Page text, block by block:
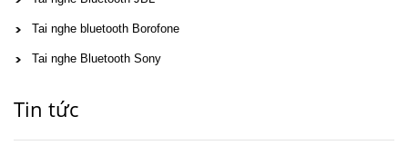
Tai nghe bluetooth Borofone
Tai nghe Bluetooth Sony
Tin tức